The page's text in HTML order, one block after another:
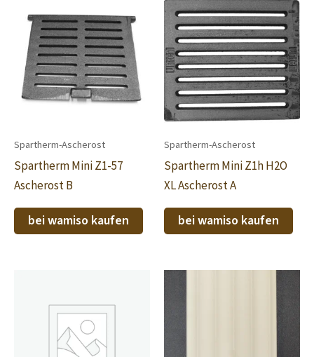
Spartherm-Ascherost
Spartherm Mini Z1-57
Ascherost B
bei wamiso kaufen
Spartherm-Ascherost
Spartherm Mini Z1h H2O
XL Ascherost A
bei wamiso kaufen